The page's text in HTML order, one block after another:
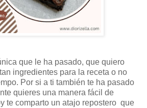
que le ha pasado, que quiero
ingredientes para la receta o no
Por si a ti también te ha pasado
quieres una manera fácil de
te comparto un atajo repostero que